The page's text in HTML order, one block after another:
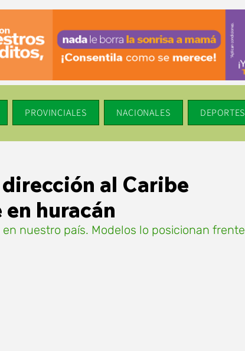
PROVINCIALES NACIONALES DEPORTES
al Caribe
huracán
nuestro país. Modelos lo posicionan frente